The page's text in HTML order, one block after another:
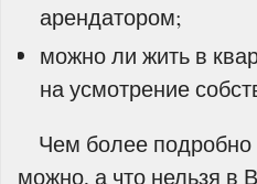
арендатором;
можно ли жить в
на усмотрение
Чем более подробно
можно, а что нельзя в